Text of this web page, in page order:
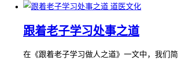
道医文化
跟着老子学习处事之道
在《跟着老子学习做人之道》一文中，我们